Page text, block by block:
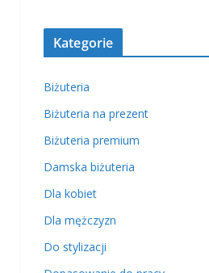
Kategorie
Biżuteria
Biżuteria na prezent
Biżuteria premium
Damska biżuteria
Dla kobiet
Dla mężczyzn
Do stylizacji